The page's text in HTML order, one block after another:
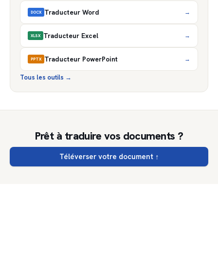
DOCX Traducteur Word →
XLSX Traducteur Excel →
PPTX Traducteur PowerPoint →
Tous les outils →
Prêt à traduire vos documents ?
Téléverser votre document↑